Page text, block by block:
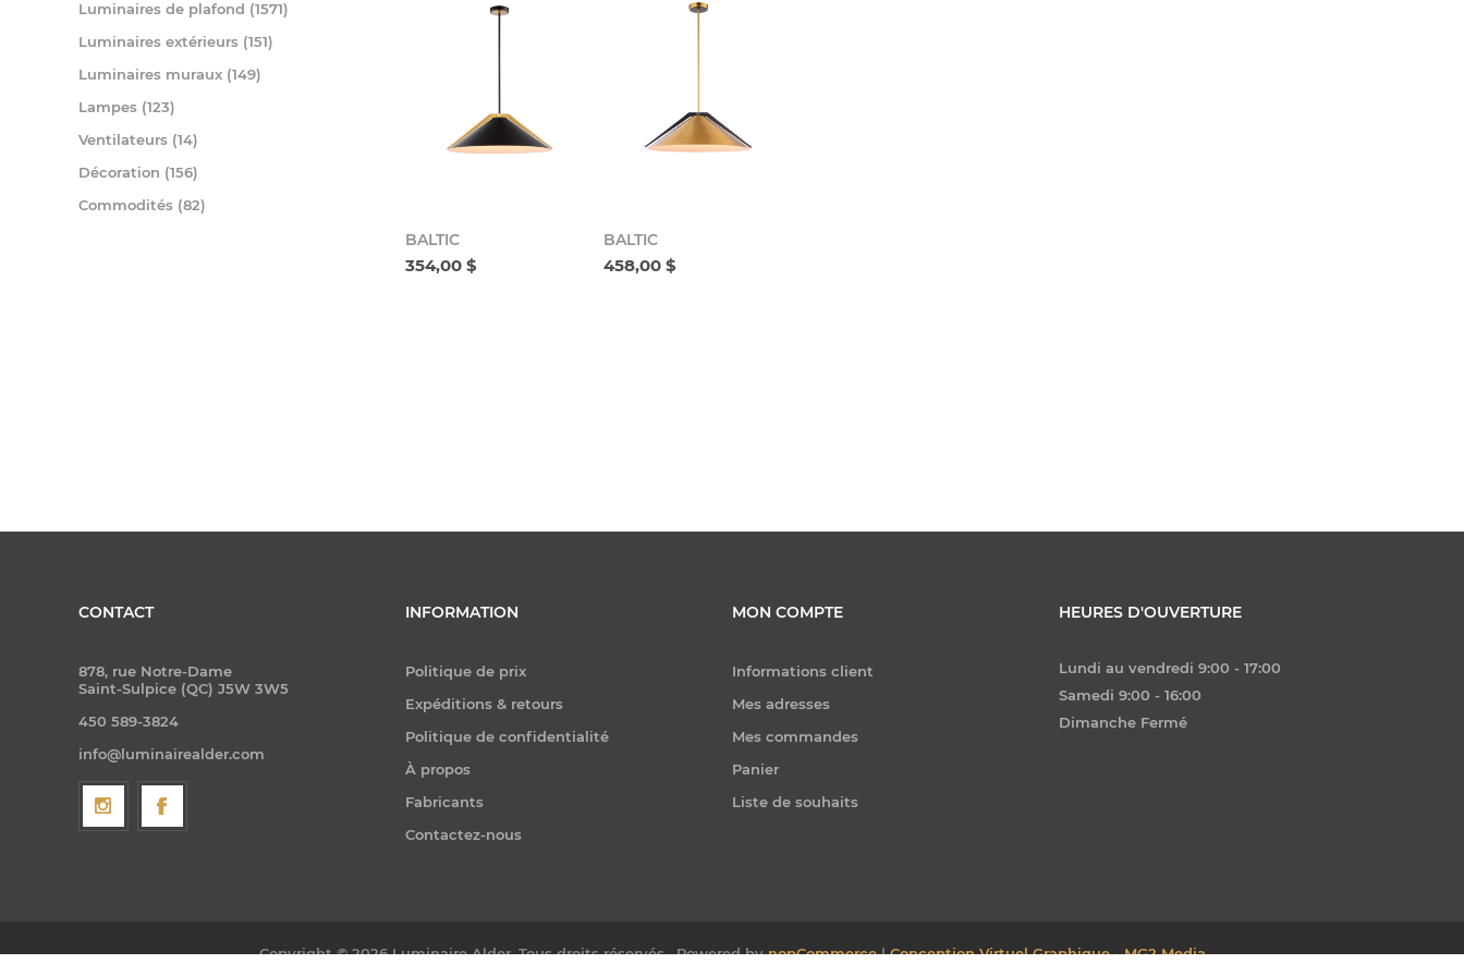
BALTIC
354,00 $
BALTIC
458,00 $
Luminaires de plafond (1571)
Luminaires extérieurs (151)
Luminaires muraux (149)
Lampes (123)
Ventilateurs (14)
Décoration (156)
Commodités (82)
CONTACT
878, rue Notre-Dame
Saint-Sulpice (QC) J5W 3W5
450 589-3824
info@luminairealder.com
INFORMATION
Politique de prix
Expéditions & retours
Politique de confidentialité
À propos
Fabricants
Contactez-nous
MON COMPTE
Informations client
Mes adresses
Mes commandes
Panier
Liste de souhaits
HEURES D'OUVERTURE
Lundi au vendredi 9:00 - 17:00
Samedi 9:00 - 16:00
Dimanche Fermé
Copyright © 2026 Luminaire Alder. Tous droits réservés.Powered bynopCommerce|Conception Virtuel Graphique - MG2 Media